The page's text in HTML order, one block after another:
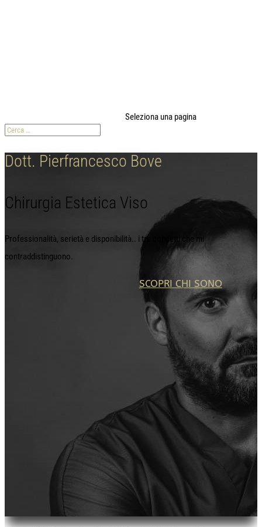
Seleziona una pagina
Dott. Pierfrancesco Bove
Chirurgia Estetica Viso
Professionalità, serietà e disponibilità.. i tre concetti che mi
contraddistinguono.
SCOPRI CHI SONO